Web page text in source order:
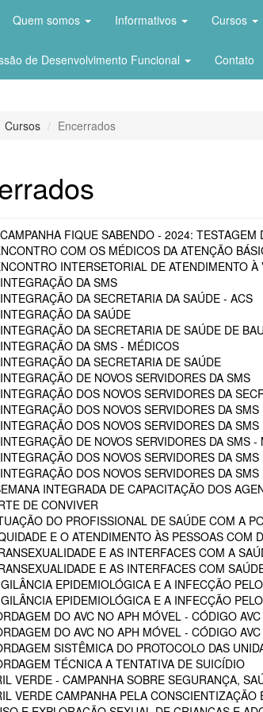
Quem somos Informativos Cursos
de Desenvolvimento Funcional Contato
Cursos Encerrados
FIQUE SABENDO - 2024: TESTAGEM
COM OS MÉDICOS DA ATENÇÃO
INTERSETORIAL DE ATENDIMENTO
DA SMS
DA SECRETARIA DA SAÚDE - ACS
DA SAÚDE
DA SECRETARIA DE SAÚDE DE
DA SMS - MÉDICOS
DA SECRETARIA DE SAÚDE
DE NOVOS SERVIDORES DA SMS
DOS NOVOS SERVIDORES DA
DOS NOVOS SERVIDORES DA SMS
DOS NOVOS SERVIDORES DA SMS
DE NOVOS SERVIDORES DA SMS -
DOS NOVOS SERVIDORES DA SMS
DOS NOVOS SERVIDORES DA SMS
INTEGRADA DE CAPACITAÇÃO DOS
DE CONVIVER
DO PROFISSIONAL DE SAÚDE COM A
E O ATENDIMENTO ÀS PESSOAS COM
E AS INTERFACES COM A
E AS INTERFACES COM
EPIDEMIOLÓGICA E A INFECÇÃO
EPIDEMIOLÓGICA E A INFECÇÃO
DO AVC NO APH MÓVEL - CÓDIGO
DO AVC NO APH MÓVEL - CÓDIGO
SISTÊMICA DO PROTOCOLO DAS
TÉCNICA A TENTATIVA DE SUICÍDIO
VERDE - CAMPANHA SOBRE SEGURANÇA,
VERDE CAMPANHA PELA